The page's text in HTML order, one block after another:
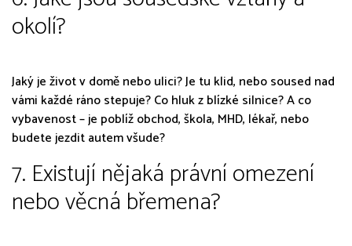
okolí?
Jaký je život v domě nebo ulici? Je tu klid, nebo soused nad
vámi každé ráno stepuje? Co hluk z blízké silnice? A co
vybavenost – je poblíž obchod, škola, MHD, lékař, nebo
budete jezdit autem všude?
7. Existují nějaká právní omezení
nebo věcná břemena?